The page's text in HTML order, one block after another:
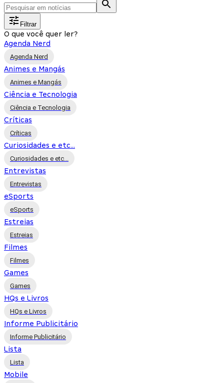
Filtrar
O que você quer ler?
Agenda Nerd
Agenda Nerd
Animes e Mangás
Animes e Mangás
Ciência e Tecnologia
Ciência e Tecnologia
Críticas
Críticas
Curiosidades e etc...
Curiosidades e etc...
Entrevistas
Entrevistas
eSports
eSports
Estreias
Estreias
Filmes
Filmes
Games
Games
HQs e Livros
HQs e Livros
Informe Publicitário
Informe Publicitário
Lista
Lista
Mobile